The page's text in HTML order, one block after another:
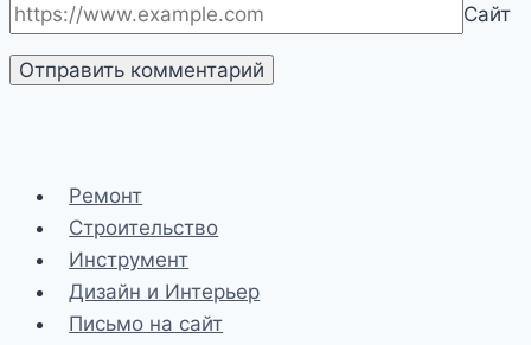
Сайт
Ремонт
Строительство
Инструмент
Дизайн и Интерьер
Письмо на сайт